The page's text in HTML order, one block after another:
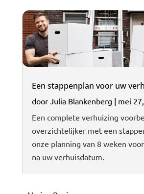
Een stappenplan voor uw
door Julia Blankenberg | mei
Een complete verhuizing
overzichtelijker met een
onze planning van 8 weken
na uw verhuisdatum.